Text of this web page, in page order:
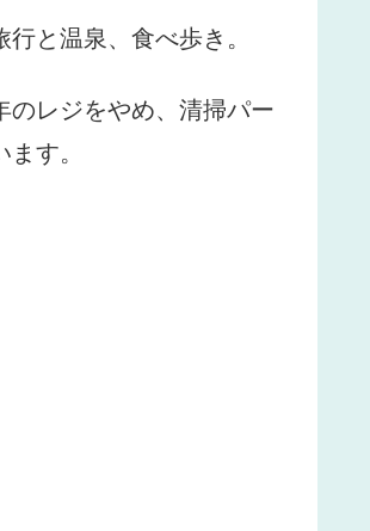
と温泉、食べ歩き。
のレジをやめ、清掃パー
す。